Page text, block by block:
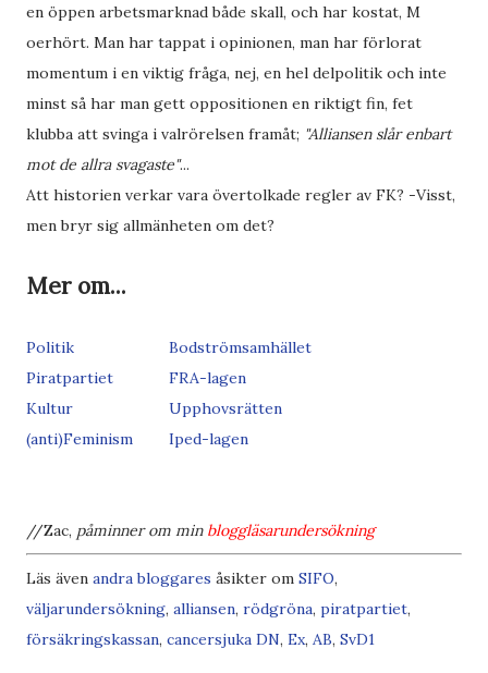
en öppen arbetsmarknad både skall, och har kostat, M
oerhört. Man har tappat i opinionen, man har förlorat
momentum i en viktig fråga, nej, en hel delpolitik och inte
minst så har man gett oppositionen en riktigt fin, fet
klubba att svinga i valrörelsen framåt; "Alliansen slår enbart
mot de allra svagaste"...
Att historien verkar vara övertolkade regler av FK? -Visst,
men bryr sig allmänheten om det?
Mer om...
Politik
Bodströmsamhället
Piratpartiet
FRA-lagen
Kultur
Upphovsrätten
(anti)Feminism
Iped-lagen
//Zac, påminner om min bloggläsarundersökning
Läs även andra bloggares åsikter om SIFO,
väljarundersökning, alliansen, rödgröna, piratpartiet,
försäkringskassan, cancersjuka DN, Ex, AB, SvD1